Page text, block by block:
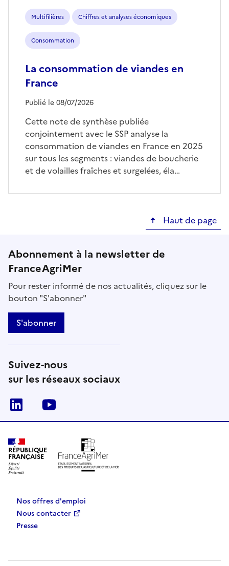
Multifilières Chiffres et analyses économiques
Consommation
La consommation de viandes en
France
Publié le 08/07/2026
Cette note de synthèse publiée
conjointement avec le SSP analyse la
consommation de viandes en France en 2025
sur tous les segments : viandes de boucherie
et de volailles fraîches et surgelées, éla…
Haut de page
Abonnement à la newsletter de
FranceAgriMer
Pour rester informé de nos actualités, cliquez sur le
bouton "S'abonner"
S'abonner
Suivez-nous
sur les réseaux sociaux
Linkedin
RÉPUBLIQUE
FRANÇAISE
Nos offres d'emploi
Nous contacter
Presse